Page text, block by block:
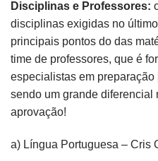
Disciplinas e Professores:
disciplinas exigidas no
principais pontos do das
time de professores, que é
especialistas em
sendo um grande diferencial
aprovação!
a) Língua Portuguesa – Cris